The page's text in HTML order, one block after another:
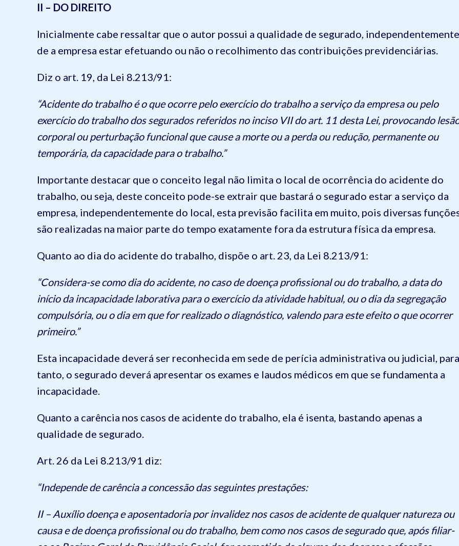
II – DO DIREITO
Inicialmente cabe ressaltar que o autor possui a qualidade de segurado, independentemente
de a empresa estar efetuando ou não o recolhimento das contribuições previdenciárias.
Diz o art. 19, da Lei 8.213/91:
“Acidente do trabalho é o que ocorre pelo exercício do trabalho a serviço da empresa ou pelo
exercício do trabalho dos segurados referidos no inciso VII do art. 11 desta Lei, provocando
corporal ou perturbação funcional que cause a morte ou a perda ou redução, permanente ou
temporária, da capacidade para o trabalho.”
Importante destacar que o conceito legal não limita o local de ocorrência do acidente do
trabalho, ou seja, deste conceito pode-se extrair que bastará o segurado estar a serviço da
empresa, independentemente do local, esta previsão facilita em muito, pois diversas
são realizadas na maior parte do tempo exatamente fora da estrutura física da empresa.
Quanto ao dia do acidente do trabalho, dispõe o art. 23, da Lei 8.213/91:
“Considera-se como dia do acidente, no caso de doença profissional ou do trabalho, a data do
início da incapacidade laborativa para o exercício da atividade habitual, ou o dia da segregação
compulsória, ou o dia em que for realizado o diagnóstico, valendo para este efeito o que ocorrer
primeiro.”
Esta incapacidade deverá ser reconhecida em sede de perícia administrativa ou judicial, para
tanto, o segurado deverá apresentar os exames e laudos médicos em que se fundamenta a
incapacidade.
Quanto a carência nos casos de acidente do trabalho, ela é isenta, bastando apenas a
qualidade de segurado.
Art. 26 da Lei 8.213/91 diz:
“Independe de carência a concessão das seguintes prestações:
II – Auxílio doença e aposentadoria por invalidez nos casos de acidente de qualquer natureza ou
causa e de doença profissional ou do trabalho, bem como nos casos de segurado que, após filiar-